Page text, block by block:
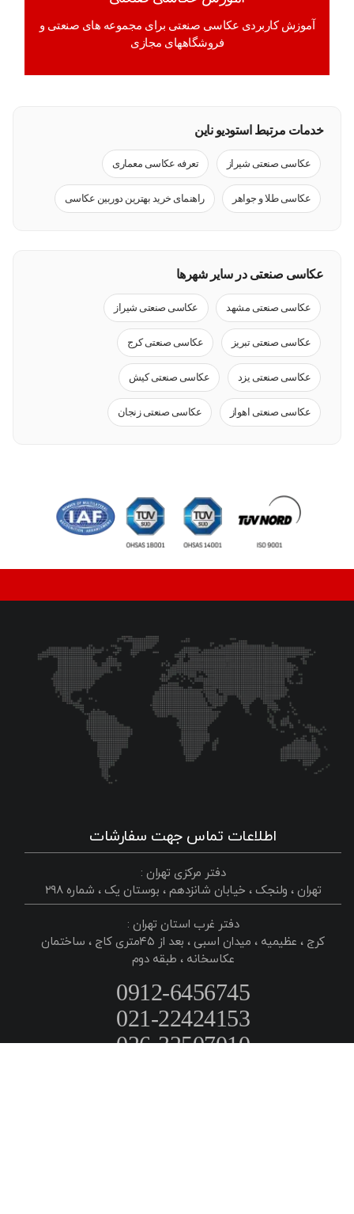
آموزش کاربردی عکاسی صنعتی برای مجموعه های صنعتی و
فروشگاههای مجازی
خدمات مرتبط استودیو ناین
عکاسی صنعتی شیراز تعرفه عکاسی معماری
عکاسی طلا و جواهر راهنمای خرید بهترین دوربین عکاسی
عکاسی صنعتی در سایر شهرها
عکاسی صنعتی مشهد عکاسی صنعتی شیراز
عکاسی صنعتی تبریز عکاسی صنعتی کرج
عکاسی صنعتی یزد عکاسی صنعتی کیش
عکاسی صنعتی اهواز عکاسی صنعتی زنجان
اطلاعات تماس جهت سفارشات
دفتر مرکزی تهران :
تهران ، ولنجک ، خیابان شانزدهم ، بوستان یک ، شماره ۲۹۸
دفتر غرب استان تهران :
کرج ، عظیمیه ، میدان اسبی ، بعد از ۴۵متری کاج ، ساختمان
عکاسخانه ، طبقه دوم
0912-6456745
021-22424153
026-32507010